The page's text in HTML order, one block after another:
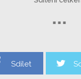
...
Sdílet